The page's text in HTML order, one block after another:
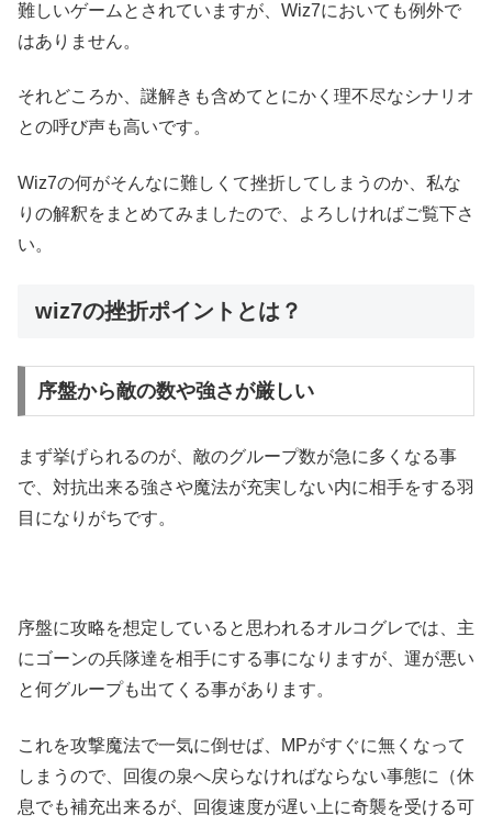
難しいゲームとされていますが、Wiz7においても例外で
はありません。
それどころか、謎解きも含めてとにかく理不尽なシナリオ
との呼び声も高いです。
Wiz7の何がそんなに難しくて挫折してしまうのか、私な
りの解釈をまとめてみましたので、よろしければご覧下さ
い。
wiz7の挫折ポイントとは？
序盤から敵の数や強さが厳しい
まず挙げられるのが、敵のグループ数が急に多くなる事
で、対抗出来る強さや魔法が充実しない内に相手をする羽
目になりがちです。
序盤に攻略を想定していると思われるオルコグレでは、主
にゴーンの兵隊達を相手にする事になりますが、運が悪い
と何グループも出てくる事があります。
これを攻撃魔法で一気に倒せば、MPがすぐに無くなって
しまうので、回復の泉へ戻らなければならない事態に（休
息でも補充出来るが、回復速度が遅い上に奇襲を受ける可